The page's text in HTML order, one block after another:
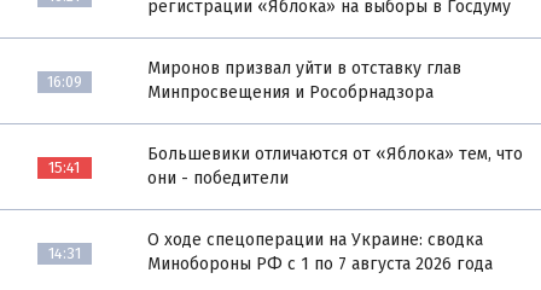
регистрации «Яблока» на выборы в Госдуму
16:09
Миронов призвал уйти в отставку глав
Минпросвещения и Рособрнадзора
15:41
Большевики отличаются от «Яблока» тем, что
они - победители
14:31
О ходе спецоперации на Украине: сводка
Минобороны РФ с 1 по 7 августа 2026 года